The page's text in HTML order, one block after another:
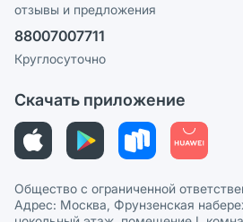
Ваши товары на ЕАПТЕКЕ
Политика конфиденциальности
Пользовательское соглашение
Политика рекомендаций
Этика и соответствие
Политика в отношении обработки
отзывы и предложения
88007007711
Круглосуточно
Скачать приложение
Общество с ограниченной
Адрес: Москва, Фрунзенская